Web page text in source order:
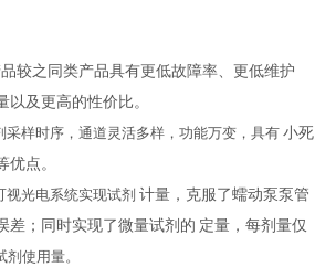
较之同类产品具有更低故障率、更低维护
以及更高的性价比。
采样时序，通道灵活多样，功能万变，具有 小死
优点。
视光电系统实现试剂 计量，克服了蠕动泵泵管
差；同时实现了微量试剂的 定量，每剂量仅
使用量。